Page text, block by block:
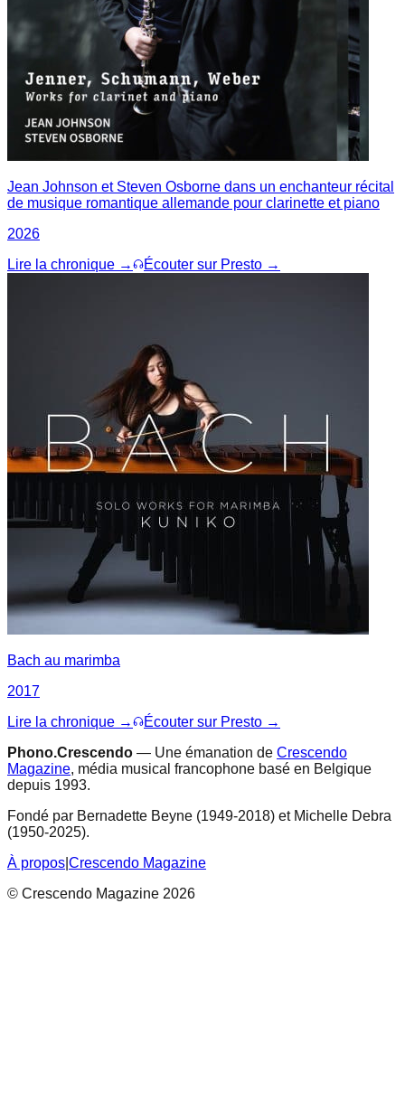
Jean Johnson et Steven Osborne dans un enchanteur récital
de musique romantique allemande pour clarinette et piano
2026
Lire la chronique →
Écouter sur Presto →
Bach au marimba
2017
Lire la chronique →
Écouter sur Presto →
Phono.Crescendo — Une émanation de Crescendo
Magazine, média musical francophone basé en Belgique
depuis 1993.
Fondé par Bernadette Beyne (1949-2018) et Michelle Debra
(1950-2025).
À propos Crescendo Magazine
© Crescendo Magazine 2026